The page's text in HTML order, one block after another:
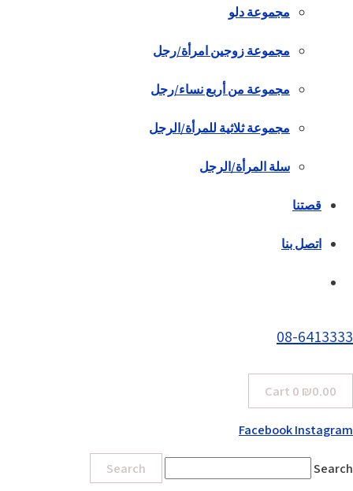
مجموعة دلو
مجموعة زوجين امرأة/رجل
مجموعة من أربع نساء/رجل
مجموعة ثلاثية للمرأة/الرجل
سلة المرأة/الرجل
قصتنا
اتصل بنا
08-6413333
₪0.00
0
Cart
FacebookInstagram
Search
Search